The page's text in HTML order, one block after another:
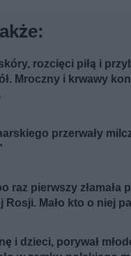
rozcięci piłą i
Mroczny i krwawy
przerwały
raz pierwszy złamała
Rosji. Mało kto o niej
i dzieci, porywał